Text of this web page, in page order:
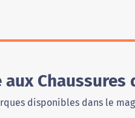
disponibles dans le